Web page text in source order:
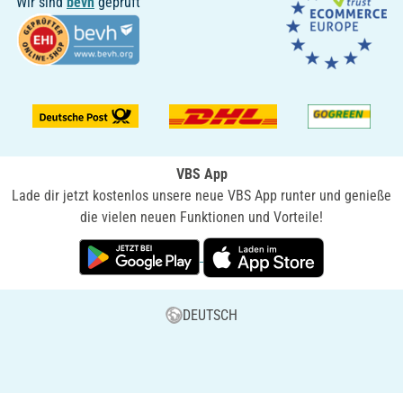
VBS App
Lade dir jetzt kostenlos unsere neue VBS App runter und genieße
die vielen neuen Funktionen und Vorteile!
DEUTSCH